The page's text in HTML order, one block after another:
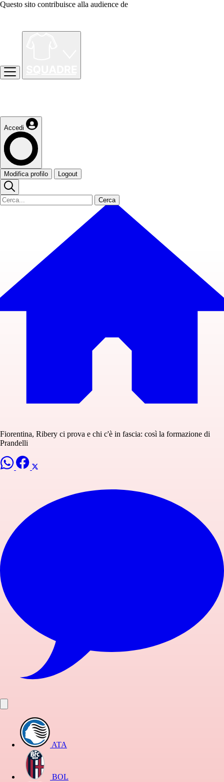
Questo sito contribuisce alla audience de
Accedi
Modifica profilo Logout
Cerca
Fiorentina, Ribery ci prova e chi c'è in fascia: così la formazione di
Prandelli
ATA
BOL